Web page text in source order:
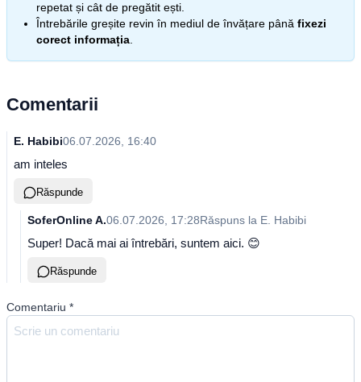
repetat și cât de pregătit ești.
Întrebările greșite revin în mediul de învățare până fixezi
corect informația
Comentarii
E. Habibi06.07.2026, 16:40
am inteles
Răspunde
SoferOnline A.06.07.2026, 17:28Răspuns la E. Habibi
Super! Dacă mai ai întrebări, suntem aici. 😊
Răspunde
Comentariu *